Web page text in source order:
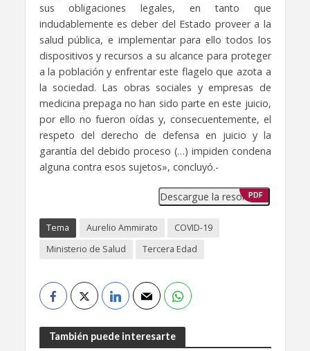
sus obligaciones legales, en tanto que
indudablemente es deber del Estado proveer a la
salud pública, e implementar para ello todos los
dispositivos y recursos a su alcance para proteger
a la población y enfrentar este flagelo que azota a
la sociedad. Las obras sociales y empresas de
medicina prepaga no han sido parte en este juicio,
por ello no fueron oídas y, consecuentemente, el
respeto del derecho de defensa en juicio y la
garantía del debido proceso (…) impiden condena
alguna contra esos sujetos», concluyó.-
Descargue la resolución
PDF
Tema Aurelio Ammirato
COVID-19
Ministerio de Salud
Tercera Edad
También puede interesarte